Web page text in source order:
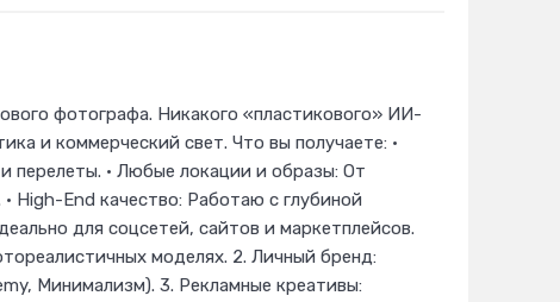
фотографа. Никакого «пластикового» ИИ-
и коммерческий свет. Что вы получаете: •
• Любые локации и образы: От
High-End качество: Работаю с глубиной
для соцсетей, сайтов и маркетплейсов.
моделях. 2. Личный бренд:
Минимализм). 3. Рекламные креативы: